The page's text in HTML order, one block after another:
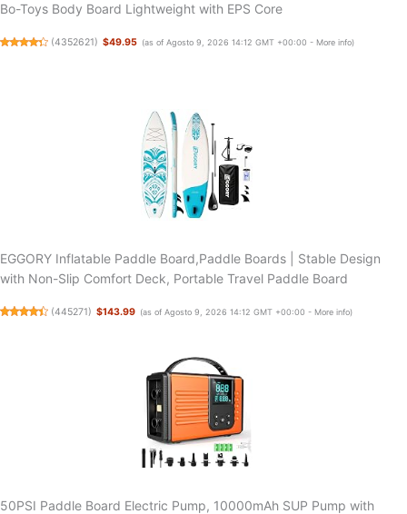
Bo-Toys Body Board Lightweight with EPS Core
(4352621 ) $49.95 (as of Agosto 9, 2026 14:12 GMT +00:00 - More info)
EGGORY Inflatable Paddle Board,Paddle Boards | Stable Design
with Non-Slip Comfort Deck, Portable Travel Paddle Board
(445271) $143.99 (as of Agosto 9, 2026 14:12 GMT +00:00 - More info)
50PSI Paddle Board Electric Pump, 10000mAh SUP Pump with